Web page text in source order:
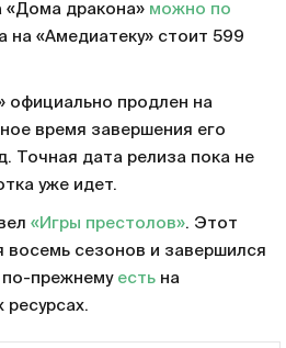
«Дома дракона» можно по
на «Амедиатеку» стоит 599
официально продлен на
время завершения его
Точная дата релиза пока не
уже идет.
«Игры престолов». Этот
восемь сезонов и завершился
по-прежнему есть на
ресурсах.